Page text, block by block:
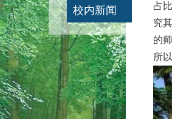
校内新闻
占
究
的
所